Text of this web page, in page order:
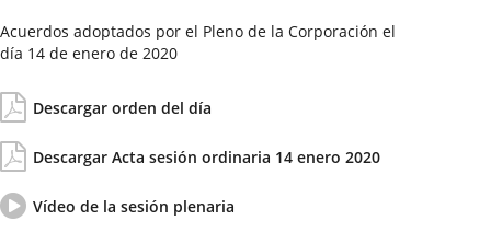
Acuerdos adoptados por el Pleno de la Corporación el
día 14 de enero de 2020
de
la
Sesión
del
día
Descargar orden del día
Actas/Acuerdos
Descargar Acta sesión ordinaria 14 enero 2020
Vídeo
del
Vídeo de la sesión plenaria